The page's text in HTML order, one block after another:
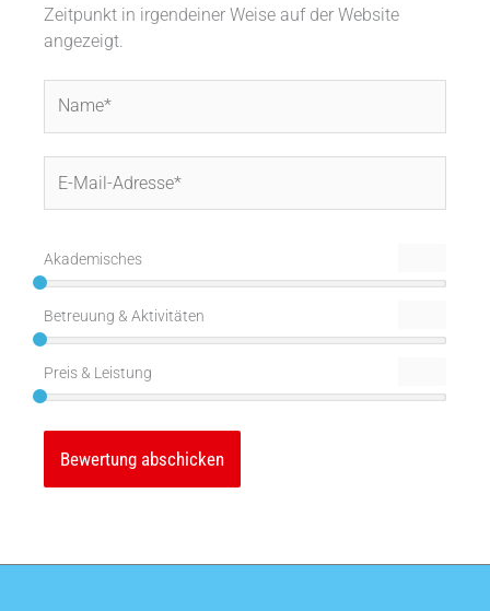
Zeitpunkt in irgendeiner Weise auf der Website
angezeigt.
Mail-
Akademisches
Betreuung & Aktivitäten
Preis & Leistung